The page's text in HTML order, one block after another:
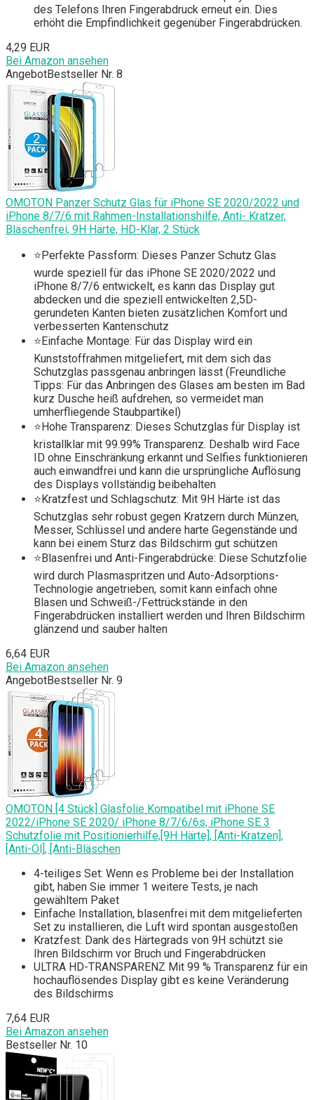
des Telefons Ihren Fingerabdruck erneut ein. Dies
erhöht die Empfindlichkeit gegenüber Fingerabdrücken.
4,29 EUR
Bei Amazon ansehen
AngebotBestseller Nr. 8
OMOTON Panzer Schutz Glas für iPhone SE 2020/2022 und
iPhone 8/7/6 mit Rahmen-Installationshilfe, Anti- Kratzer,
Bläschenfrei, 9H Härte, HD-Klar, 2 Stück
⭐Perfekte Passform: Dieses Panzer Schutz Glas
wurde speziell für das iPhone SE 2020/2022 und
iPhone 8/7/6 entwickelt, es kann das Display gut
abdecken und die speziell entwickelten 2,5D-
gerundeten Kanten bieten zusätzlichen Komfort und
verbesserten Kantenschutz
⭐Einfache Montage: Für das Display wird ein
Kunststoffrahmen mitgeliefert, mit dem sich das
Schutzglas passgenau anbringen lässt (Freundliche
Tipps: Für das Anbringen des Glases am besten im Bad
kurz Dusche heiß aufdrehen, so vermeidet man
umherfliegende Staubpartikel)
⭐Hohe Transparenz: Dieses Schutzglas für Display ist
kristallklar mit 99.99% Transparenz. Deshalb wird Face
ID ohne Einschränkung erkannt und Selfies funktionieren
auch einwandfrei und kann die ursprüngliche Auflösung
des Displays vollständig beibehalten
⭐Kratzfest und Schlagschutz: Mit 9H Härte ist das
Schutzglas sehr robust gegen Kratzern durch Münzen,
Messer, Schlüssel und andere harte Gegenstände und
kann bei einem Sturz das Bildschirm gut schützen
⭐Blasenfrei und Anti-Fingerabdrücke: Diese Schutzfolie
wird durch Plasmaspritzen und Auto-Adsorptions-
Technologie angetrieben, somit kann einfach ohne
Blasen und Schweiß-/Fettrückstände in den
Fingerabdrücken installiert werden und Ihren Bildschirm
glänzend und sauber halten
6,64 EUR
Bei Amazon ansehen
AngebotBestseller Nr. 9
OMOTON [4 Stück] Glasfolie Kompatibel mit iPhone SE
2022/iPhone SE 2020/ iPhone 8/7/6/6s, iPhone SE 3
Schutzfolie mit Positionierhilfe,[9H Härte], [Anti-Kratzen],
[Anti-Öl], [Anti-Bläschen
4-teiliges Set: Wenn es Probleme bei der Installation
gibt, haben Sie immer 1 weitere Tests, je nach
gewähltem Paket
Einfache Installation, blasenfrei mit dem mitgelieferten
Set zu installieren, die Luft wird spontan ausgestoßen
Kratzfest: Dank des Härtegrads von 9H schützt sie
Ihren Bildschirm vor Bruch und Fingerabdrücken
ULTRA HD-TRANSPARENZ Mit 99 % Transparenz für ein
hochauflösendes Display gibt es keine Veränderung
des Bildschirms
7,64 EUR
Bei Amazon ansehen
Bestseller Nr. 10